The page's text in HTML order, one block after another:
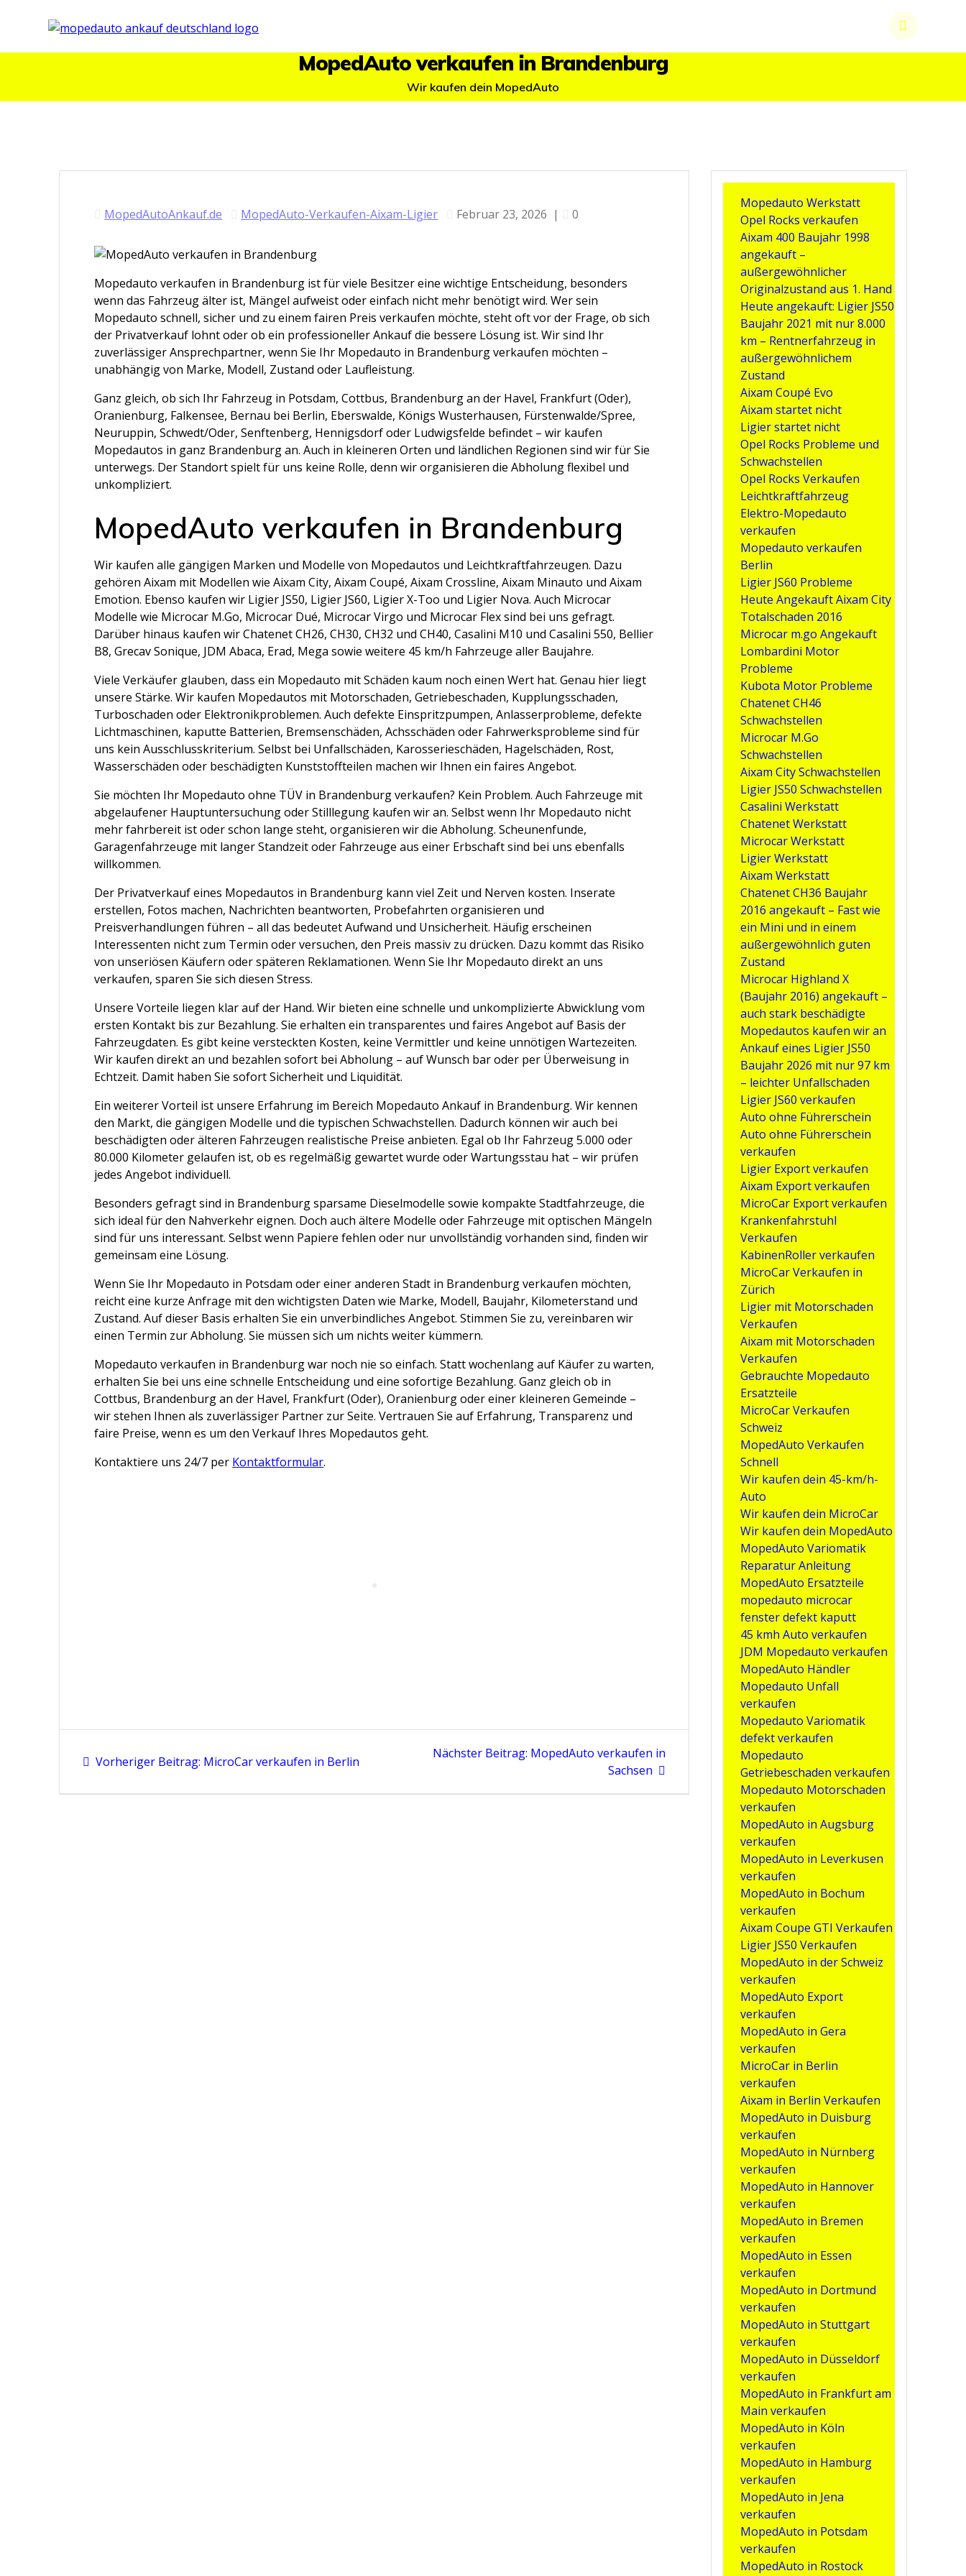
MopedAuto verkaufen in Brandenburg
Wir kaufen dein MopedAuto
MopedAutoAnkauf.de MopedAuto-Verkaufen-Aixam-Ligier Februar 23, 2026 | 0
Mopedauto verkaufen in Brandenburg ist für viele Besitzer eine wichtige Entscheidung, besonders
wenn das Fahrzeug älter ist, Mängel aufweist oder einfach nicht mehr benötigt wird. Wer sein
Mopedauto schnell, sicher und zu einem fairen Preis verkaufen möchte, steht oft vor der Frage, ob sich
der Privatverkauf lohnt oder ob ein professioneller Ankauf die bessere Lösung ist. Wir sind Ihr
zuverlässiger Ansprechpartner, wenn Sie Ihr Mopedauto in Brandenburg verkaufen möchten –
unabhängig von Marke, Modell, Zustand oder Laufleistung.
Ganz gleich, ob sich Ihr Fahrzeug in Potsdam, Cottbus, Brandenburg an der Havel, Frankfurt (Oder),
Oranienburg, Falkensee, Bernau bei Berlin, Eberswalde, Königs Wusterhausen, Fürstenwalde/Spree,
Neuruppin, Schwedt/Oder, Senftenberg, Hennigsdorf oder Ludwigsfelde befindet – wir kaufen
Mopedautos in ganz Brandenburg an. Auch in kleineren Orten und ländlichen Regionen sind wir für Sie
unterwegs. Der Standort spielt für uns keine Rolle, denn wir organisieren die Abholung flexibel und
unkompliziert.
MopedAuto verkaufen in Brandenburg
Wir kaufen alle gängigen Marken und Modelle von Mopedautos und Leichtkraftfahrzeugen. Dazu
gehören Aixam mit Modellen wie Aixam City, Aixam Coupé, Aixam Crossline, Aixam Minauto und Aixam
Emotion. Ebenso kaufen wir Ligier JS50, Ligier JS60, Ligier X-Too und Ligier Nova. Auch Microcar
Modelle wie Microcar M.Go, Microcar Dué, Microcar Virgo und Microcar Flex sind bei uns gefragt.
Darüber hinaus kaufen wir Chatenet CH26, CH30, CH32 und CH40, Casalini M10 und Casalini 550, Bellier
B8, Grecav Sonique, JDM Abaca, Erad, Mega sowie weitere 45 km/h Fahrzeuge aller Baujahre.
Viele Verkäufer glauben, dass ein Mopedauto mit Schäden kaum noch einen Wert hat. Genau hier liegt
unsere Stärke. Wir kaufen Mopedautos mit Motorschaden, Getriebeschaden, Kupplungsschaden,
Turboschaden oder Elektronikproblemen. Auch defekte Einspritzpumpen, Anlasserprobleme, defekte
Lichtmaschinen, kaputte Batterien, Bremsenschäden, Achsschäden oder Fahrwerksprobleme sind für
uns kein Ausschlusskriterium. Selbst bei Unfallschäden, Karosserieschäden, Hagelschäden, Rost,
Wasserschäden oder beschädigten Kunststoffteilen machen wir Ihnen ein faires Angebot.
Sie möchten Ihr Mopedauto ohne TÜV in Brandenburg verkaufen? Kein Problem. Auch Fahrzeuge mit
abgelaufener Hauptuntersuchung oder Stilllegung kaufen wir an. Selbst wenn Ihr Mopedauto nicht
mehr fahrbereit ist oder schon lange steht, organisieren wir die Abholung. Scheunenfunde,
Garagenfahrzeuge mit langer Standzeit oder Fahrzeuge aus einer Erbschaft sind bei uns ebenfalls
willkommen.
Der Privatverkauf eines Mopedautos in Brandenburg kann viel Zeit und Nerven kosten. Inserate
erstellen, Fotos machen, Nachrichten beantworten, Probefahrten organisieren und
Preisverhandlungen führen – all das bedeutet Aufwand und Unsicherheit. Häufig erscheinen
Interessenten nicht zum Termin oder versuchen, den Preis massiv zu drücken. Dazu kommt das Risiko
von unseriösen Käufern oder späteren Reklamationen. Wenn Sie Ihr Mopedauto direkt an uns
verkaufen, sparen Sie sich diesen Stress.
Unsere Vorteile liegen klar auf der Hand. Wir bieten eine schnelle und unkomplizierte Abwicklung vom
ersten Kontakt bis zur Bezahlung. Sie erhalten ein transparentes und faires Angebot auf Basis der
Fahrzeugdaten. Es gibt keine versteckten Kosten, keine Vermittler und keine unnötigen Wartezeiten.
Wir kaufen direkt an und bezahlen sofort bei Abholung – auf Wunsch bar oder per Überweisung in
Echtzeit. Damit haben Sie sofort Sicherheit und Liquidität.
Ein weiterer Vorteil ist unsere Erfahrung im Bereich Mopedauto Ankauf in Brandenburg. Wir kennen
den Markt, die gängigen Modelle und die typischen Schwachstellen. Dadurch können wir auch bei
beschädigten oder älteren Fahrzeugen realistische Preise anbieten. Egal ob Ihr Fahrzeug 5.000 oder
80.000 Kilometer gelaufen ist, ob es regelmäßig gewartet wurde oder Wartungsstau hat – wir prüfen
jedes Angebot individuell.
Besonders gefragt sind in Brandenburg sparsame Dieselmodelle sowie kompakte Stadtfahrzeuge, die
sich ideal für den Nahverkehr eignen. Doch auch ältere Modelle oder Fahrzeuge mit optischen Mängeln
sind für uns interessant. Selbst wenn Papiere fehlen oder nur unvollständig vorhanden sind, finden wir
gemeinsam eine Lösung.
Wenn Sie Ihr Mopedauto in Potsdam oder einer anderen Stadt in Brandenburg verkaufen möchten,
reicht eine kurze Anfrage mit den wichtigsten Daten wie Marke, Modell, Baujahr, Kilometerstand und
Zustand. Auf dieser Basis erhalten Sie ein unverbindliches Angebot. Stimmen Sie zu, vereinbaren wir
einen Termin zur Abholung. Sie müssen sich um nichts weiter kümmern.
Mopedauto verkaufen in Brandenburg war noch nie so einfach. Statt wochenlang auf Käufer zu warten,
erhalten Sie bei uns eine schnelle Entscheidung und eine sofortige Bezahlung. Ganz gleich ob in
Cottbus, Brandenburg an der Havel, Frankfurt (Oder), Oranienburg oder einer kleineren Gemeinde –
wir stehen Ihnen als zuverlässiger Partner zur Seite. Vertrauen Sie auf Erfahrung, Transparenz und
faire Preise, wenn es um den Verkauf Ihres Mopedautos geht.
Kontaktiere uns 24/7 per Kontaktformular.
Vorheriger Beitrag: Vorheriger
MicroCar verkaufen in Berlin
Nächster Beitrag: Next
MopedAuto verkaufen in
Sachsen
Mopedauto Werkstatt
Opel Rocks verkaufen
Aixam 400 Baujahr 1998
angekauft –
außergewöhnlicher
Originalzustand aus 1. Hand
Heute angekauft: Ligier JS50
Baujahr 2021 mit nur 8.000
km – Rentnerfahrzeug in
außergewöhnlichem
Zustand
Aixam Coupé Evo
Aixam startet nicht
Ligier startet nicht
Opel Rocks Probleme und
Schwachstellen
Opel Rocks Verkaufen
Leichtkraftfahrzeug
Elektro-Mopedauto
verkaufen
Mopedauto verkaufen
Berlin
Ligier JS60 Probleme
Heute Angekauft Aixam City
Totalschaden 2016
Microcar m.go Angekauft
Lombardini Motor
Probleme
Kubota Motor Probleme
Chatenet CH46
Schwachstellen
Microcar M.Go
Schwachstellen
Aixam City Schwachstellen
Ligier JS50 Schwachstellen
Casalini Werkstatt
Chatenet Werkstatt
Microcar Werkstatt
Ligier Werkstatt
Aixam Werkstatt
Chatenet CH36 Baujahr
2016 angekauft – Fast wie
ein Mini und in einem
außergewöhnlich guten
Zustand
Microcar Highland X
(Baujahr 2016) angekauft –
auch stark beschädigte
Mopedautos kaufen wir an
Ankauf eines Ligier JS50
Baujahr 2026 mit nur 97 km
– leichter Unfallschaden
Ligier JS60 verkaufen
Auto ohne Führerschein
Auto ohne Führerschein
verkaufen
Ligier Export verkaufen
Aixam Export verkaufen
MicroCar Export verkaufen
Krankenfahrstuhl
Verkaufen
KabinenRoller verkaufen
MicroCar Verkaufen in
Zürich
Ligier mit Motorschaden
Verkaufen
Aixam mit Motorschaden
Verkaufen
Gebrauchte Mopedauto
Ersatzteile
MicroCar Verkaufen
Schweiz
MopedAuto Verkaufen
Schnell
Wir kaufen dein 45-km/h-
Auto
Wir kaufen dein MicroCar
Wir kaufen dein MopedAuto
MopedAuto Variomatik
Reparatur Anleitung
MopedAuto Ersatzteile
mopedauto microcar
fenster defekt kaputt
45 kmh Auto verkaufen
JDM Mopedauto verkaufen
MopedAuto Händler
Mopedauto Unfall
verkaufen
Mopedauto Variomatik
defekt verkaufen
Mopedauto
Getriebeschaden verkaufen
Mopedauto Motorschaden
verkaufen
MopedAuto in Augsburg
verkaufen
MopedAuto in Leverkusen
verkaufen
MopedAuto in Bochum
verkaufen
Aixam Coupe GTI Verkaufen
Ligier JS50 Verkaufen
MopedAuto in der Schweiz
verkaufen
MopedAuto Export
verkaufen
MopedAuto in Gera
verkaufen
MicroCar in Berlin
verkaufen
Aixam in Berlin Verkaufen
MopedAuto in Duisburg
verkaufen
MopedAuto in Nürnberg
verkaufen
MopedAuto in Hannover
verkaufen
MopedAuto in Bremen
verkaufen
MopedAuto in Essen
verkaufen
MopedAuto in Dortmund
verkaufen
MopedAuto in Stuttgart
verkaufen
MopedAuto in Düsseldorf
verkaufen
MopedAuto in Frankfurt am
Main verkaufen
MopedAuto in Köln
verkaufen
MopedAuto in Hamburg
verkaufen
MopedAuto in Jena
verkaufen
MopedAuto in Potsdam
verkaufen
MopedAuto in Rostock